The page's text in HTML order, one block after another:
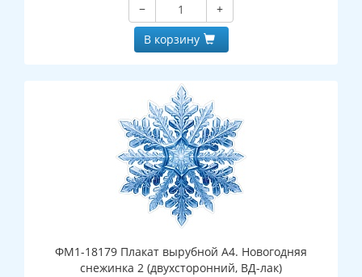
−
+
В корзину
ФМ1-18179 Плакат вырубной А4. Новогодняя
снежинка 2 (двухсторонний, ВД-лак)